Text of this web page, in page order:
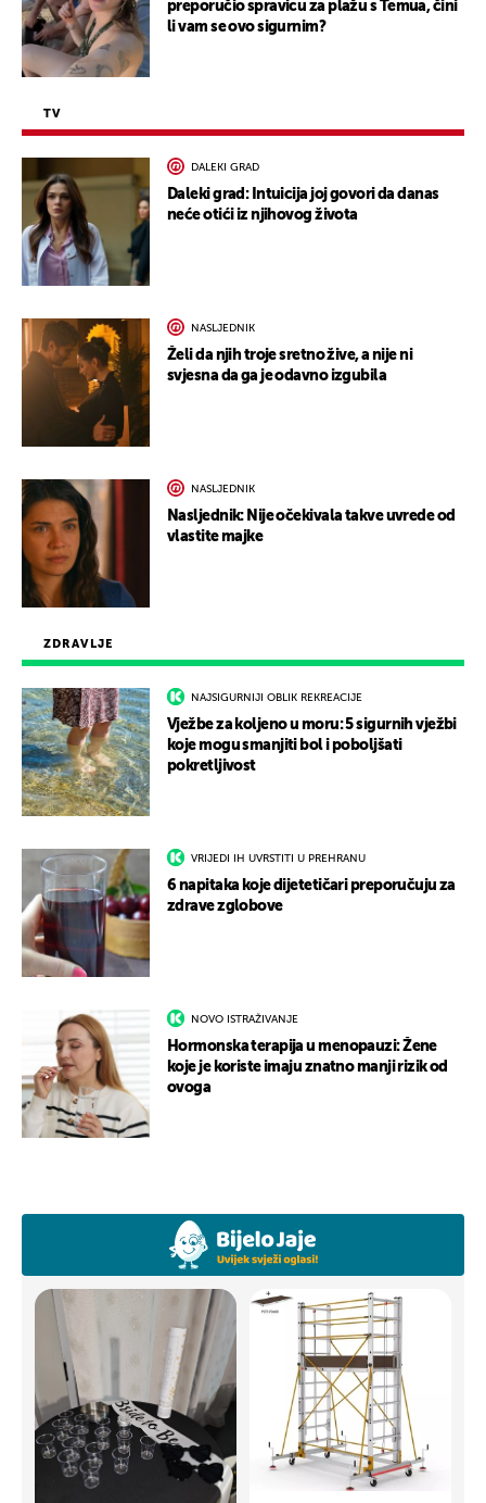
ZDRAVLJE
NAJSIGURNIJI OBLIK REKREACIJE
Vježbe za koljeno u moru: 5 sigurnih vježbi
koje mogu smanjiti bol i poboljšati
pokretljivost
VRIJEDI IH UVRSTITI U PREHRANU
6 napitaka koje dijetetičari preporučuju za
zdrave zglobove
NOVO ISTRAŽIVANJE
Hormonska terapija u menopauzi: Žene
koje je koriste imaju znatno manji rizik od
ovoga
preporučio spravicu za plažu s Temua, čini
li vam se ovo sigurnim?
TV
DALEKI GRAD
Daleki grad: Intuicija joj govori da danas
neće otići iz njihovog života
NASLJEDNIK
Želi da njih troje sretno žive, a nije ni
svjesna da ga je odavno izgubila
NASLJEDNIK
Nasljednik: Nije očekivala takve uvrede od
vlastite majke